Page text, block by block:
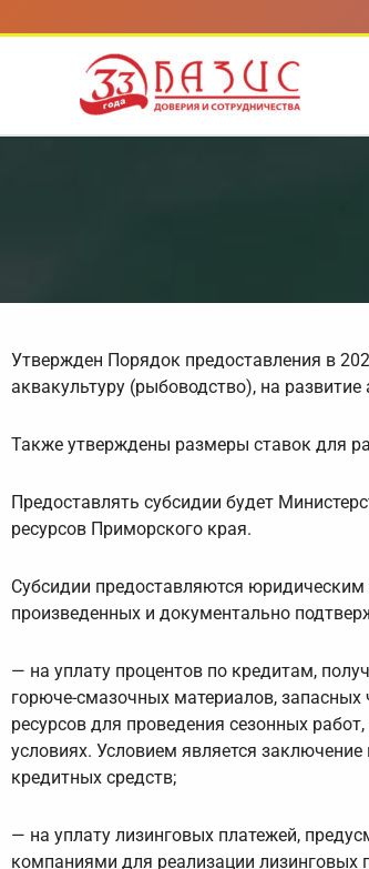
к
содержимому
Утвержден Порядок предоставления в
аквакультуру (рыбоводство), на
Также утверждены размеры ставок для
Предоставлять субсидии будет
ресурсов Приморского края.
Субсидии предоставляются
произведенных и документально
— на уплату процентов по кредитам,
горюче-смазочных материалов,
ресурсов для проведения сезонных
условиях. Условием является
кредитных средств;
— на уплату лизинговых платежей,
компаниями для реализации лизинговых